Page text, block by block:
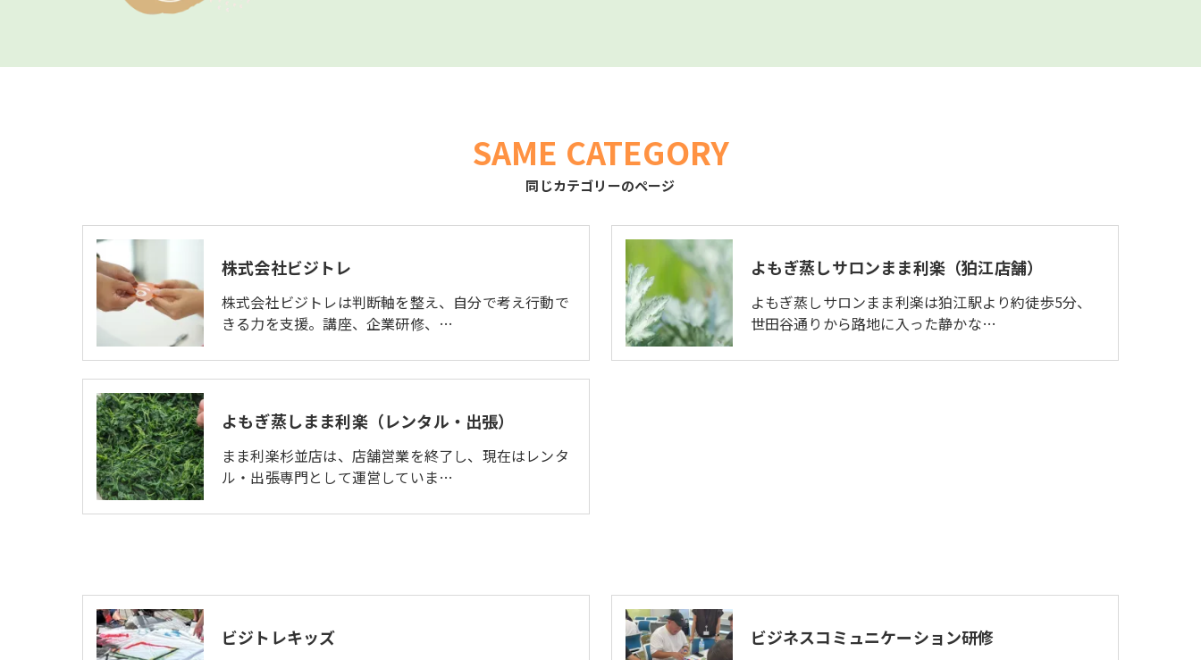
同じカテゴリーのページ
SAME CATEGORY
株式会社ビジトレ
株式会社ビジトレは判断軸を整え、自分で考え行動で
きる力を支援。講座、企業研修、…
よもぎ蒸しサロンまま利楽（狛江店舗）
よもぎ蒸しサロンまま利楽は狛江駅より約徒歩5分、
世田谷通りから路地に入った静かな…
よもぎ蒸しまま利楽（レンタル・出張）
まま利楽杉並店は、店舗営業を終了し、現在はレンタ
ル・出張専門として運営していま…
ビジトレキッズ ビジネスコミュニケーション研修